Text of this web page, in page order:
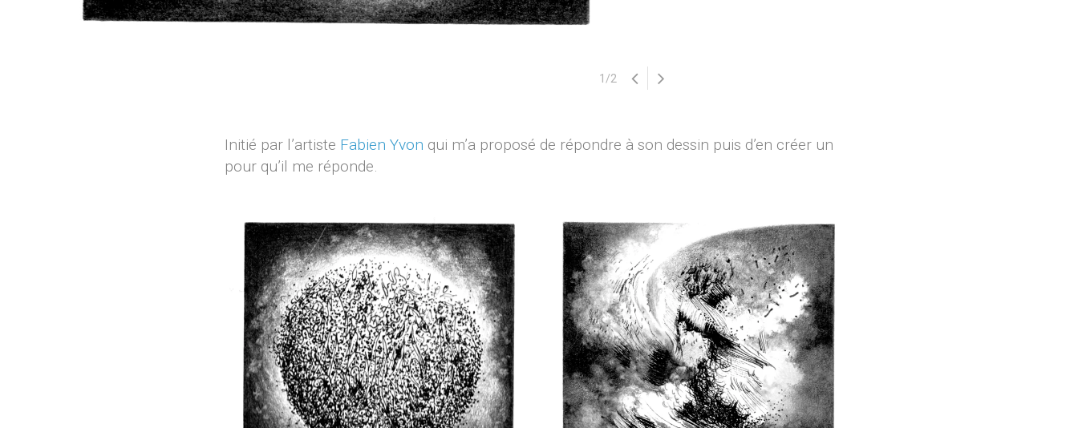
1 /2
Initié par l’artiste Fabien Yvon qui m’a proposé de répondre à son dessin puis d’en créer un
pour qu’il me réponde.